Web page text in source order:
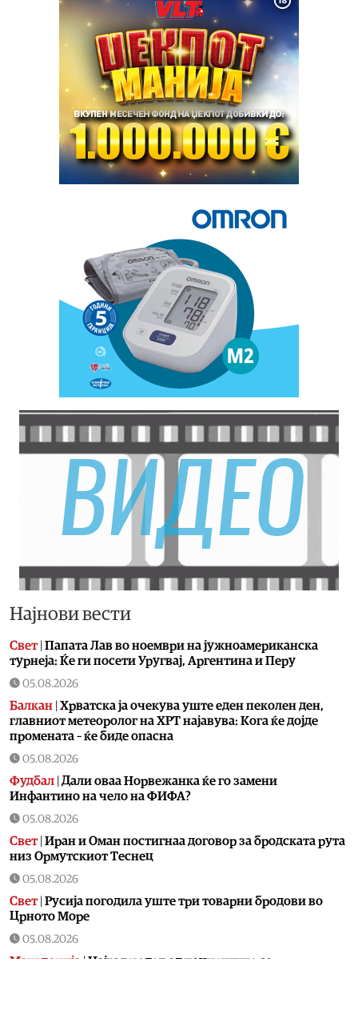
Најнови вести
Свет| Папата Лав во ноември на јужноамериканска
турнеја: Ќе ги посети Уругвај, Аргентина и Перу
05.08.2026
Балкан | Хрватска ја очекува уште еден пеколен ден,
главниот метеоролог на ХРТ најавува: Кога ќе дојде
промената – ќе биде опасна
05.08.2026
Фудбал | Дали оваа Норвежанка ќе го замени
Инфантино на чело на ФИФА?
05.08.2026
Свет| Иран и Оман постигнаа договор за бродската рута
низ Ормутскиот Теснец
05.08.2026
Свет| Русија погодила уште три товарни бродови во
Црното Море
05.08.2026
Македонија |Најголем дел од пациентите сo